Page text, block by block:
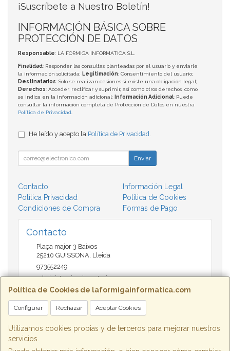
Política de Cookies de laformigainformatica.com
Configurar Rechazar Aceptar Cookies
Utilizamos cookies propias y de terceros para mejorar nuestros
servicios.
¡Suscríbete a Nuestro Boletín!
INFORMACIÓN BÁSICA SOBRE
PROTECCIÓN DE DATOS
Responsable: LA FORMIGA INFORMATICA S.L.
Finalidad: Responder las consultas planteadas por el usuario y enviarle
la información solicitada; Legitimación: Consentimiento del usuario;
Destinatarios: Solo se realizan cesiones si existe una obligación legal;
Derechos: Acceder, rectificar y suprimir, así como otros derechos, como
se indica en la información adicional;
Información Adicional: Puede
consultar la información completa de Protección de Datos en nuestra
Política de Privacidad
He leído y acepto la Política de Privacidad
Enviar
Contacto
Información Legal
Política Privacidad
Política de Cookies
Condiciones de Compra
Formas de Pago
Contacto
Plaça major 3 Baixos
25210 GUISSONA Lleida
973552249
administracio@insectari.com
Horario
Matí de 9 a 13:30 - Tarda 17 a 20:30